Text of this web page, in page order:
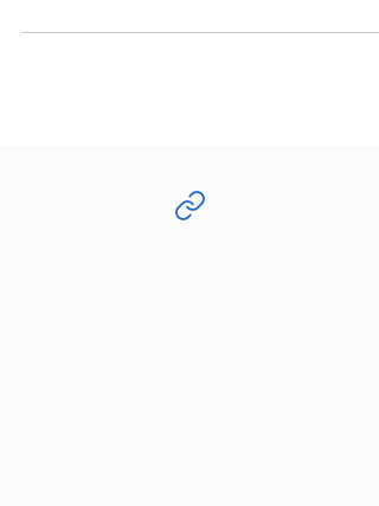
hospitalar avançada e será referência regional